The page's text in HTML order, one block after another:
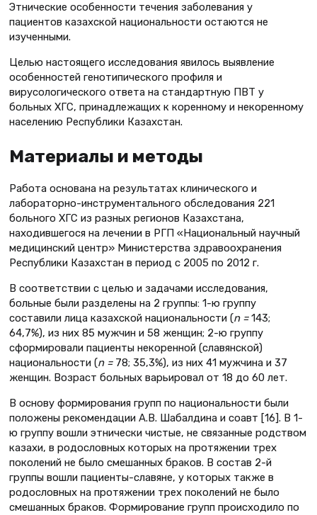
Этнические особенности течения заболевания у
пациентов казахской национальности остаются не
изученными.
Целью настоящего исследования явилось выявление
особенностей генотипического профиля и
вирусологического ответа на стандартную ПВТ у
больных ХГС, принадлежащих к коренному и некоренному
населению Республики Казахстан.
Материалы и методы
Работа основана на результатах клинического и
лабораторно-инструментального обследования 221
больного ХГС из разных регионов Казахстана,
находившегося на лечении в РГП «Национальный научный
медицинский центр» Министерства здравоохранения
Республики Казахстан в период с 2005 по 2012 г.
В соответствии с целью и задачами исследования,
больные были разделены на 2 группы: 1-ю группу
составили лица казахской национальности (n =143;
64,7%), из них 85 мужчин и 58 женщин; 2-ю группу
сформировали пациенты некоренной (славянской)
национальности (n = 78; 35,3%), из них 41 мужчина и 37
женщин. Возраст больных варьировал от 18 до 60 лет.
В основу формирования групп по национальности были
положены рекомендации А.В. Шабалдина и соавт [16]. В 1-
ю группу вошли этнически чистые, не связанные родством
казахи, в родословных которых на протяжении трех
поколений не было смешанных браков. В состав 2-й
группы вошли пациенты-славяне, у которых также в
родословных на протяжении трех поколений не было
смешанных браков. Формирование групп происходило по